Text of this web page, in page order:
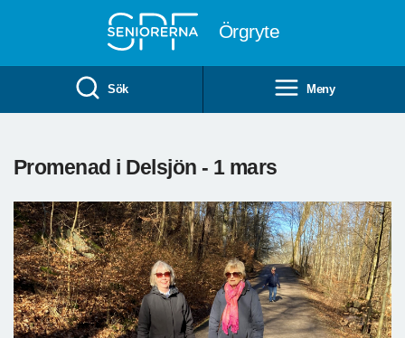
Örgryte
Sök Meny
Promenad i Delsjön - 1 mars